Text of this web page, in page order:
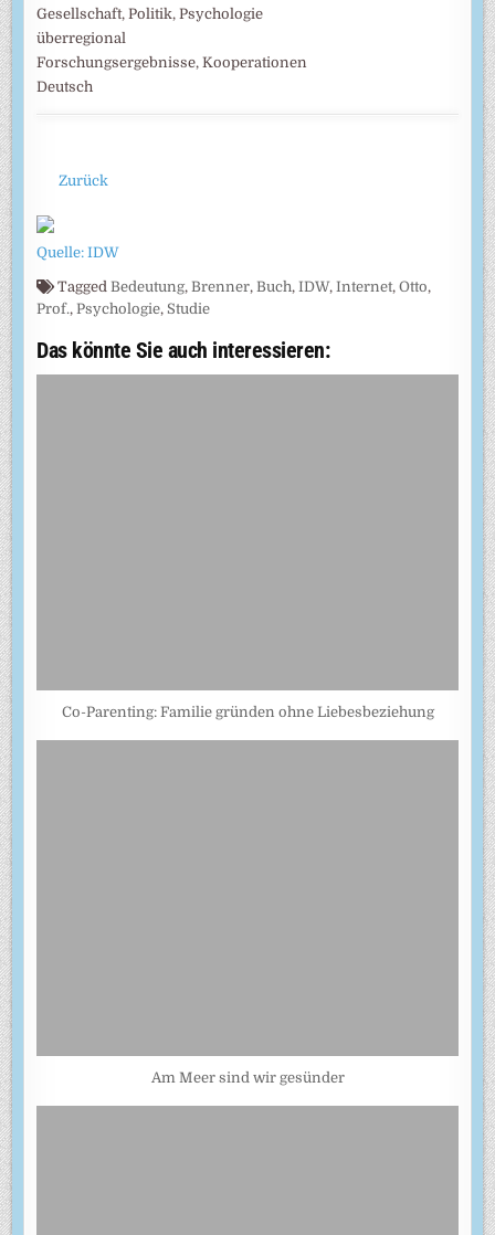
Gesellschaft, Politik, Psychologie
überregional
Forschungsergebnisse, Kooperationen
Deutsch
Zurück
Quelle: IDW
Tagged Bedeutung, Brenner, Buch,IDW,Internet,Otto,
Prof., Psychologie, Studie
Das könnte Sie auch interessieren:
Co-Parenting: Familie gründen ohne Liebesbeziehung
Am Meer sind wir gesünder